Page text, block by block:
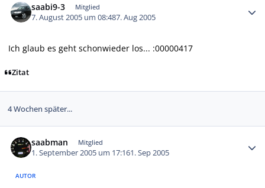
saabi9-3 Mitglied
7. August 2005 um 08:487. Aug 2005
Ich glaub es geht schonwieder los... :00000417
Zitat
4 Wochen später...
saabman Mitglied
1. September 2005 um 17:161. Sep 2005
AUTOR